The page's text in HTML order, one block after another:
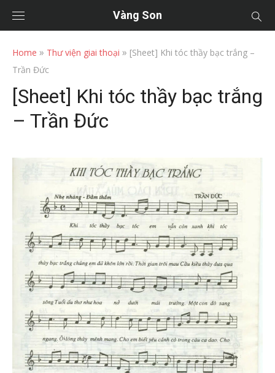
Vàng Son
Home » Thư viện giai thoại » [Sheet] Khi tóc thầy bạc trắng –
Trần Đức
[Sheet] Khi tóc thầy bạc trắng
– Trần Đức